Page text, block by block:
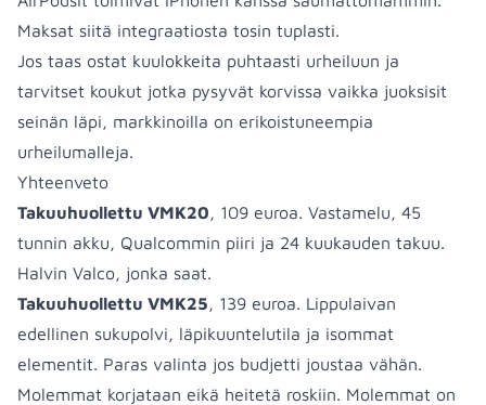
Maksat siitä integraatiosta tosin tuplasti.
Jos taas ostat kuulokkeita puhtaasti urheiluun ja
tarvitset koukut jotka pysyvät korvissa vaikka juoksisit
seinän läpi, markkinoilla on erikoistuneempia
urheilumalleja.
Yhteenveto
Takuuhuollettu VMK20, 109 euroa. Vastamelu, 45
tunnin akku, Qualcommin piiri ja 24 kuukauden takuu.
Halvin Valco, jonka saat.
Takuuhuollettu VMK25, 139 euroa. Lippulaivan
edellinen sukupolvi, läpikuuntelutila ja isommat
elementit. Paras valinta jos budjetti joustaa vähän.
Molemmat korjataan eikä heitetä roskiin. Molemmat on